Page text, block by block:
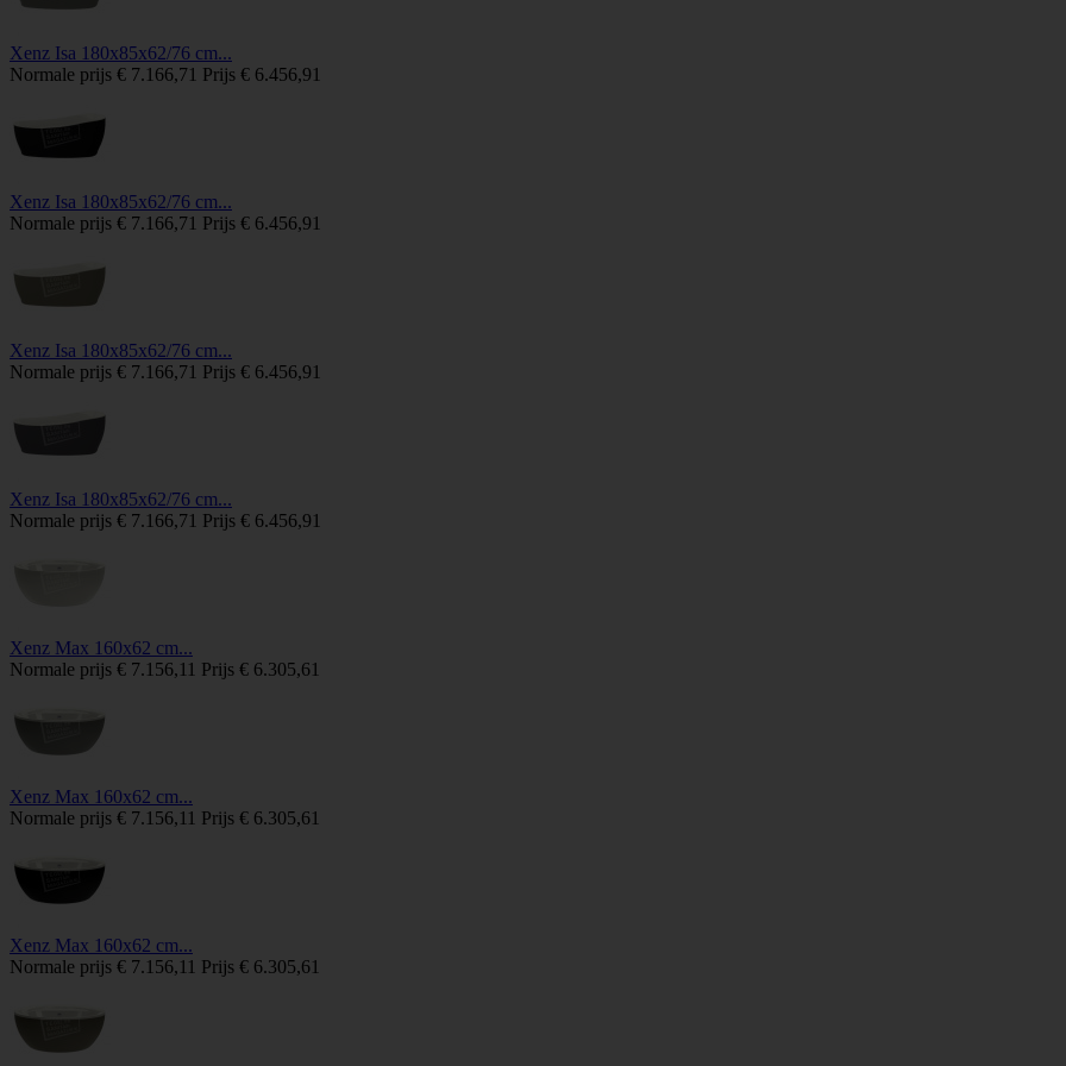
Xenz Isa 180x85x62/76 cm...
Normale prijs € 7.166,71 Prijs € 6.456,91
Xenz Isa 180x85x62/76 cm...
Normale prijs € 7.166,71 Prijs € 6.456,91
Xenz Isa 180x85x62/76 cm...
Normale prijs € 7.166,71 Prijs € 6.456,91
Xenz Isa 180x85x62/76 cm...
Normale prijs € 7.166,71 Prijs € 6.456,91
Xenz Max 160x62 cm...
Normale prijs € 7.156,11 Prijs € 6.305,61
Xenz Max 160x62 cm...
Normale prijs € 7.156,11 Prijs € 6.305,61
Xenz Max 160x62 cm...
Normale prijs € 7.156,11 Prijs € 6.305,61